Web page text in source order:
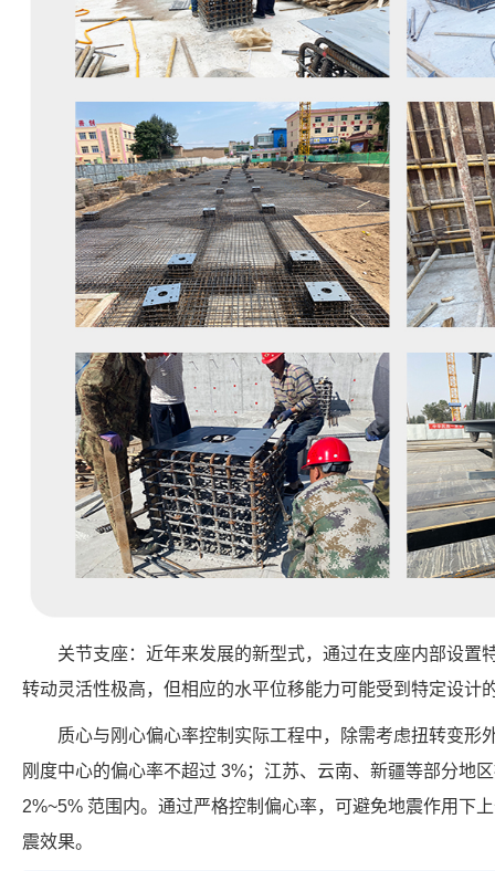
关节支座：近年来发展的新型式，通过在支座内部设置
转动灵活性极高，但相应的水平位移能力可能受到特定设计
质心与刚心偏心率控制实际工程中，除需考虑扭转变形
刚度中心的偏心率不超过 3%；江苏、云南、新疆等部分地
2%~5% 范围内。通过严格控制偏心率，可避免地震作用下
震效果。